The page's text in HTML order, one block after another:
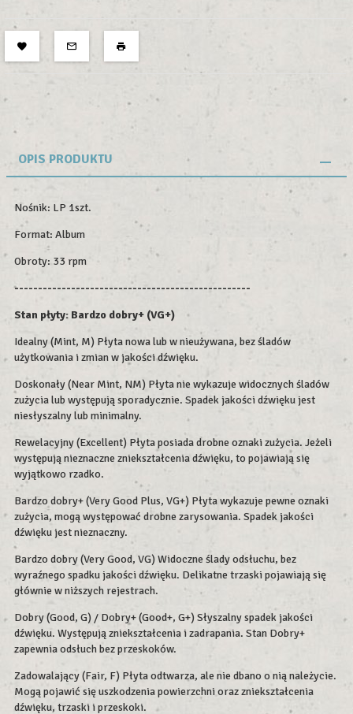
OPIS PRODUKTU
Nośnik: LP 1szt.
Format: Album
Obroty: 33 rpm
--------------------------------------------------
Stan płyty: Bardzo dobry+ (VG+)
Idealny (Mint, M) Płyta nowa lub w nieużywana, bez śladów
użytkowania i zmian w jakości dźwięku.
Doskonały (Near Mint, NM) Płyta nie wykazuje widocznych śladów
zużycia lub występują sporadycznie. Spadek jakości dźwięku jest
niesłyszalny lub minimalny.
Rewelacyjny (Excellent) Płyta posiada drobne oznaki zużycia. Jeżeli
występują nieznaczne zniekształcenia dźwięku, to pojawiają się
wyjątkowo rzadko.
Bardzo dobry+ (Very Good Plus, VG+) Płyta wykazuje pewne oznaki
zużycia, mogą występować drobne zarysowania. Spadek jakości
dźwięku jest nieznaczny.
Bardzo dobry (Very Good, VG) Widoczne ślady odsłuchu, bez
wyraźnego spadku jakości dźwięku. Delikatne trzaski pojawiają się
głównie w niższych rejestrach.
Dobry (Good, G) / Dobry+ (Good+, G+) Słyszalny spadek jakości
dźwięku. Występują zniekształcenia i zadrapania. Stan Dobry+
zapewnia odsłuch bez przeskoków.
Zadowalający (Fair, F) Płyta odtwarza, ale nie dbano o nią należycie.
Mogą pojawić się uszkodzenia powierzchni oraz zniekształcenia
dźwięku, trzaski i przeskoki.